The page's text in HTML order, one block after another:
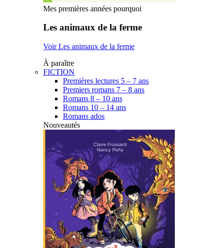
Mes premières années pourquoi
Les animaux de la ferme
Voir Les animaux de la ferme
À paraître
FICTION
Premières lectures 5 – 7 ans
Premiers romans 7 – 8 ans
Romans 8 – 10 ans
Romans 10 – 14 ans
Romans ados
Nouveautés